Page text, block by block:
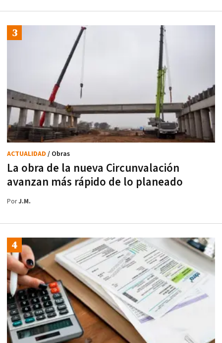
La obra de la nueva Circunvalación
avanzan más rápido de lo planeado
ACTUALIDAD / Obras
PorJ.M.